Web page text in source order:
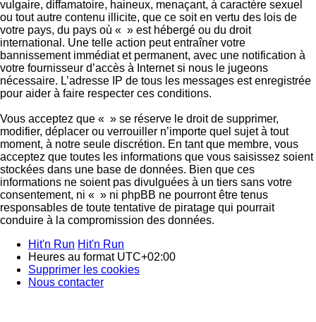
vulgaire, diffamatoire, haineux, menaçant, à caractère sexuel
ou tout autre contenu illicite, que ce soit en vertu des lois de
votre pays, du pays où « » est hébergé ou du droit
international. Une telle action peut entraîner votre
bannissement immédiat et permanent, avec une notification à
votre fournisseur d’accès à Internet si nous le jugeons
nécessaire. L’adresse IP de tous les messages est enregistrée
pour aider à faire respecter ces conditions.
Vous acceptez que « » se réserve le droit de supprimer,
modifier, déplacer ou verrouiller n’importe quel sujet à tout
moment, à notre seule discrétion. En tant que membre, vous
acceptez que toutes les informations que vous saisissez soient
stockées dans une base de données. Bien que ces
informations ne soient pas divulguées à un tiers sans votre
consentement, ni « » ni phpBB ne pourront être tenus
responsables de toute tentative de piratage qui pourrait
conduire à la compromission des données.
Hit'n Run Hit'n Run
Heures au format UTC+02:00
Supprimer les cookies
Nous contacter